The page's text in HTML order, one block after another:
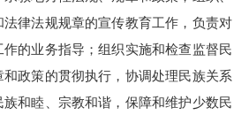
律法规规章的宣传教育工作，负责对
的业务指导；组织实施和检查监督民
政策的贯彻执行，协调处理民族关系
和睦、宗教和谐，保障和维护少数民